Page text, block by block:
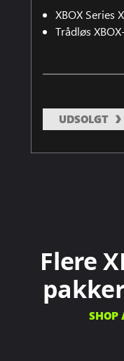
XBOX Series
Trådløs
UDSOLGT
Flere
SHOP